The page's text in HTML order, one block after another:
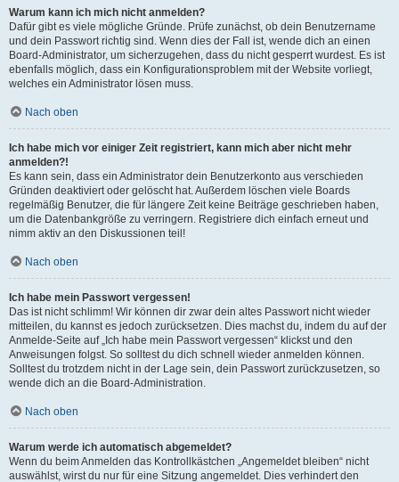
Warum kann ich mich nicht anmelden?
Dafür gibt es viele mögliche Gründe. Prüfe zunächst, ob dein Benutzername
und dein Passwort richtig sind. Wenn dies der Fall ist, wende dich an einen
Board-Administrator, um sicherzugehen, dass du nicht gesperrt wurdest. Es ist
ebenfalls möglich, dass ein Konfigurationsproblem mit der Website vorliegt,
welches ein Administrator lösen muss.
Nach oben
Ich habe mich vor einiger Zeit registriert, kann mich aber nicht mehr
anmelden?!
Es kann sein, dass ein Administrator dein Benutzerkonto aus verschieden
Gründen deaktiviert oder gelöscht hat. Außerdem löschen viele Boards
regelmäßig Benutzer, die für längere Zeit keine Beiträge geschrieben haben,
um die Datenbankgröße zu verringern. Registriere dich einfach erneut und
nimm aktiv an den Diskussionen teil!
Nach oben
Ich habe mein Passwort vergessen!
Das ist nicht schlimm! Wir können dir zwar dein altes Passwort nicht wieder
mitteilen, du kannst es jedoch zurücksetzen. Dies machst du, indem du auf der
Anmelde-Seite auf „Ich habe mein Passwort vergessen“ klickst und den
Anweisungen folgst. So solltest du dich schnell wieder anmelden können.
Solltest du trotzdem nicht in der Lage sein, dein Passwort zurückzusetzen, so
wende dich an die Board-Administration.
Nach oben
Warum werde ich automatisch abgemeldet?
Wenn du beim Anmelden das Kontrollkästchen „Angemeldet bleiben“ nicht
auswählst, wirst du nur für eine Sitzung angemeldet. Dies verhindert den